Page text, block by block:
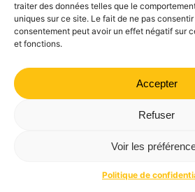
traiter des données telles que le
uniques sur ce site. Le fait de ne pas
consentement peut avoir un effet négatif sur
et fonctions.
Accepter
Refuser
Voir les
Politique de